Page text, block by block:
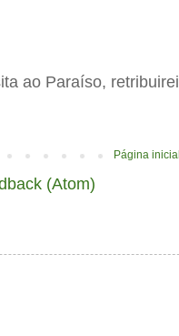
ao Paraíso,
Página
(Atom)